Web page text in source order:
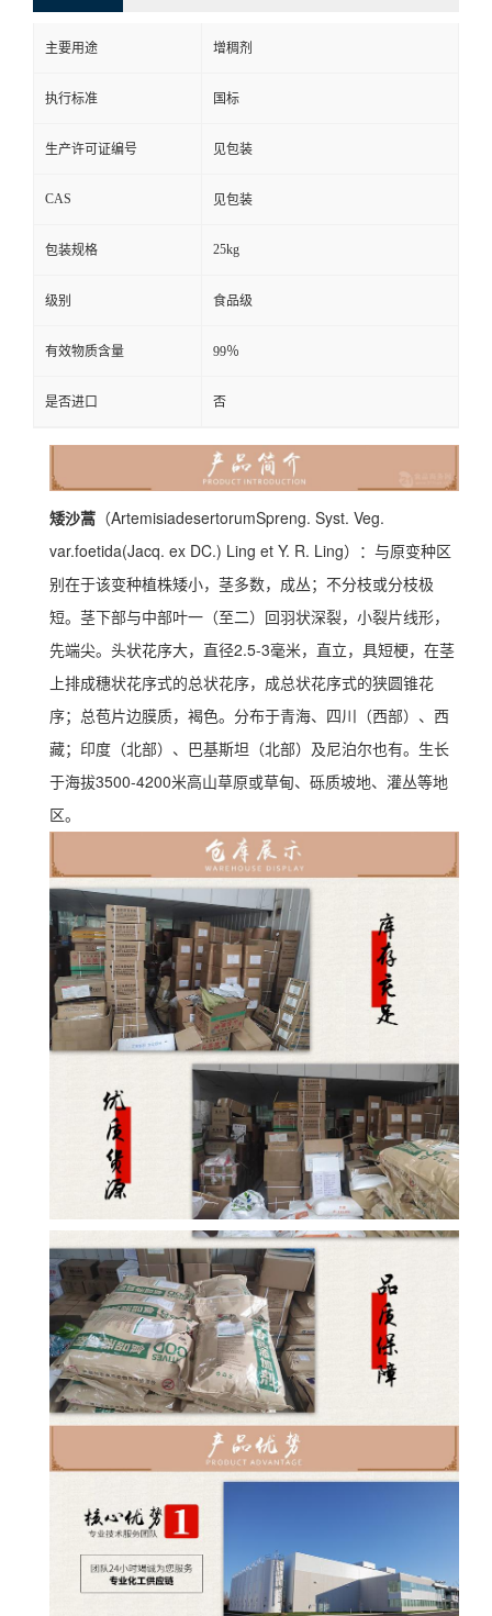
主要用途 增稠剂
执行标准 国标
生产许可证编号 见包装
CAS 见包装
包装规格 25kg
级别 食品级
有效物质含量 99％
是否进口 否
矮沙蒿 （ArtemisiadesertorumSpreng. Syst. Veg.
var.foetida(Jacq. ex DC.) Ling et Y. R. Ling）：与原变种区
别在于该变种植株矮小，茎多数，成丛；不分枝或分枝极
短。茎下部与中部叶一（至二）回羽状深裂，小裂片线形，
先端尖。头状花序大，直径2.5-3毫米，直立，具短梗，在茎
上排成穗状花序式的总状花序，成总状花序式的狭圆锥花
序；总苞片边膜质，褐色。分布于青海、四川（西部）、西
藏；印度（北部）、巴基斯坦（北部）及尼泊尔也有。生长
于海拔3500-4200米高山草原或草甸、砾质坡地、灌丛等地
区。